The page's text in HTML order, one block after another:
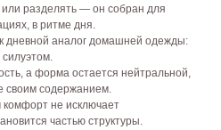
разделять — он собран для
в ритме дня.
дневной аналог домашней одежды:
а форма остается нейтральной,
своим содержанием.
комфорт не исключает
частью структуры.